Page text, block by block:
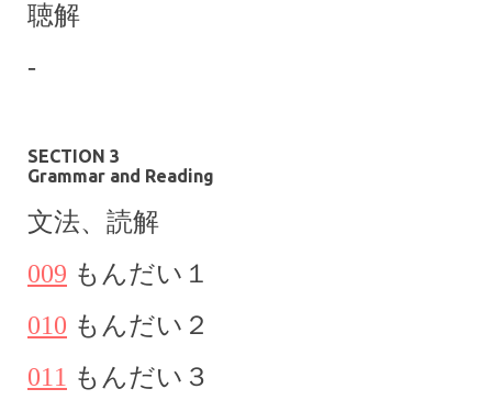
聴解
-
SECTION 3
Grammar and Reading
文法、 読解
009 もんだい１
010 もんだい ２
011 もんだい ３